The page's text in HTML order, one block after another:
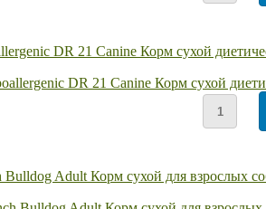
DR 21 Canine Корм сухой
Bulldog Adult Корм сухой для взрослых